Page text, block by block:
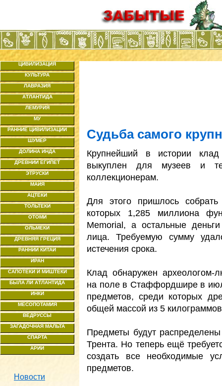
ЦИВИЛИЗАЦИЯ
КУЛЬТУРА
ЛАВРАЗИЯ
АТЛАНТИДА
ЛЕМУРИЯ
МУ
РАННИЕ ЦИВИЛИЗАЦИИ
ШУМЕР
ДОЛИНА ИНДА
ДРЕВНИЙ ЕГИПЕТ
ЭТРУСКИ
МАЙЯ
АЦТЕКИ
ТОЛЬТЕКИ
ОТОМИ
ОЛЬМЕКИ
ДРЕВНЯЯ ГРЕЦИЯ
РАННИЙ КИТАЙ
ИРАН
САПОТЕКИ И МИШТЕКИ
БЫЛА ЛИ АТЛАНТИДА
ИНКИ
МЕСОПОТАМИЯ
ВЕДРУССЫ
ЗАГАДОЧНАЯ МАЛЬТА
СПАРТА
АРИИ
Новости
Судьба самого
Крупнейший в истории
выкуплен для музеев и
коллекционерам.
Для этого пришлось
которых 1,285 миллиона
Memorial, а остальные
лица. Требуемую сумму
истечения срока.
Клад обнаружен археологом-
на поле в Стаффордшире в
предметов, среди которых
общей массой из 5
Предметы будут
Трента. Но теперь ещё
создать все необходимые
предметов.